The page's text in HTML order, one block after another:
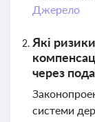
Джерело
Які
через
системи